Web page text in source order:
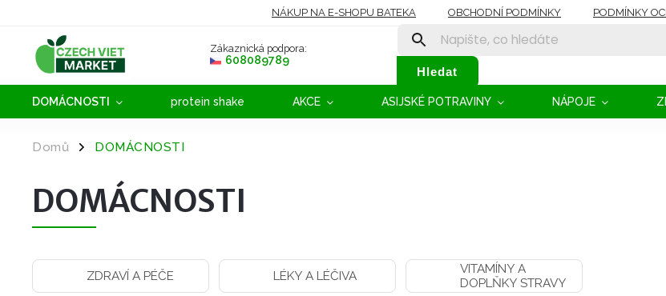
NÁKUP NA E-SHOPU BATEKA OBCHODNÍ PODMÍNKY PODMÍNKY
Zákaznická podpora:
608089789
Hledat
DOMÁCNOSTI protein shake AKCE ASIJSKÉ POTRAVINY NÁPOJE
Domů / DOMÁCNOSTI
DOMÁCNOSTI
ZDRAVÍ A PÉČE LÉKY A LÉČIVA
VITAMÍNY A
DOPLŇKY STRAVY